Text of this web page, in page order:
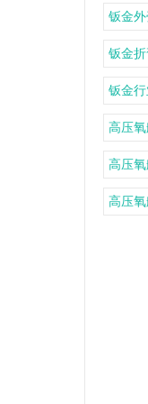
钣金
钣金
钣金行
高压
高压
高压